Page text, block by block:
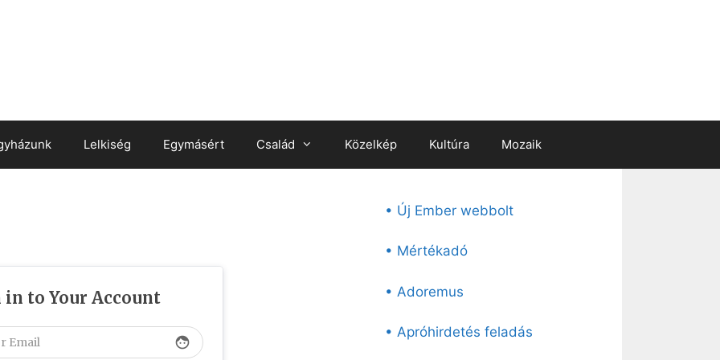
Lelkiség Egymásért Család Közelkép Kultúra Mozaik
in to Your Account
face
• Új Ember webbolt
• Mértékadó
• Adoremus
• Apróhirdetés feladás